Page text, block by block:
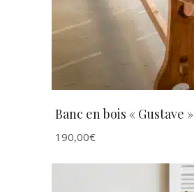
Banc en bois « Gustave »
190,00€